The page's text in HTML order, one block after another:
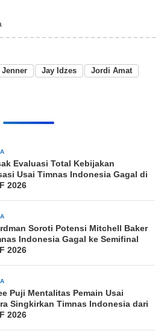
Jenner Jay Idzes
Jordi Amat
Evaluasi Total Kebijakan
Usai Timnas Indonesia Gagal di
2026
Soroti Potensi Mitchell Baker
Indonesia Gagal ke Semifinal
2026
Puji Mentalitas Pemain Usai
Singkirkan Timnas Indonesia dari
2026